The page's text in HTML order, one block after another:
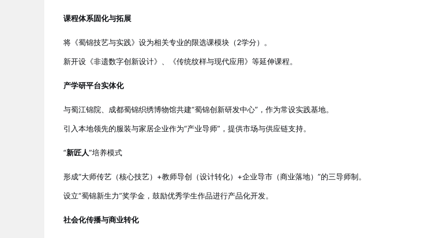
课程体系固化与拓展
将《蜀锦技艺与实践》设为相关专业的限选课模块（2学分）。
新开设《非遗数字创新设计》、《传统纹样与现代应用》等延伸课程。
产学研平台实体化
与蜀江锦院、成都蜀锦织绣博物馆共建“蜀锦创新研发中心”，作为常设实践基地。
引入本地领先的服装与家居企业作为“产业导师”，提供市场与供应链支持。
“新匠人”培养模式
形成“大师传艺（核心技艺）+教师导创（设计转化）+企业导市（商业落地）”的三导师制。
设立“蜀锦新生力”奖学金，鼓励优秀学生作品进行产品化开发。
社会化传播与商业转化